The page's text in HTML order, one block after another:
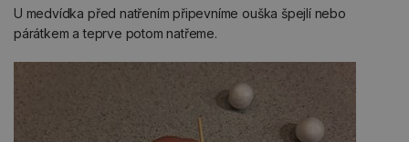
U medvídka před natřením připevníme ouška špejlí nebo
párátkem a teprve potom natřeme.